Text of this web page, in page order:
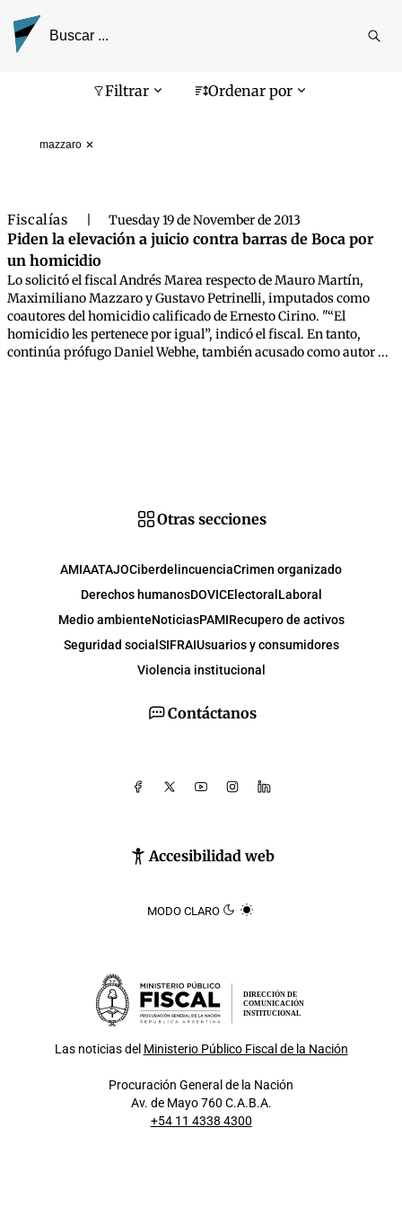
Filtrar Ordenar por
mazzaro
Pantalla de búsqueda
Fiscalías Tuesday 19 de November de 2013
Piden la elevación a juicio contra barras de Boca por
un homicidio
Lo solicitó el fiscal Andrés Marea respecto de Mauro Martín,
Maximiliano Mazzaro y Gustavo Petrinelli, imputados como
coautores del homicidio calificado de Ernesto Cirino. "“El
homicidio les pertenece por igual”, indicó el fiscal. En tanto,
continúa prófugo Daniel Webhe, también acusado como autor ...
Contáctanos
Accesibilidad web
MODO CLARO
Otras secciones
AMIAATAJOCiberdelincuenciaCrimen organizado
Derechos humanosDOVICElectoral Laboral
Medio ambienteNoticiasPAMIRecupero de activos
Seguridad social SIFRAIUsuarios y consumidores
Violencia institucional
DIRECCIÓN DE
COMUNICACIÓN
INSTITUCIONAL
Las noticias del Ministerio Público Fiscal de la Nación
Procuración General de la Nación
Av. de Mayo 760 C.A.B.A.
+54 11 4338 4300